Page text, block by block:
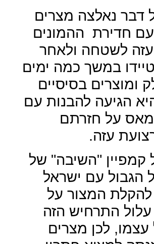
דבר נאלצה מצרים
חדירת ההמונים
לשטחה ולאחר
במשך כמה ימים
ומוצרים בסיסיים
הגיעה להבנות עם
על חזרתם
עזה.
קמפיין "השיבה" של
הגבול עם ישראל
להקלת המצור על
התרחיש הזה
עצמו, לכן מצרים